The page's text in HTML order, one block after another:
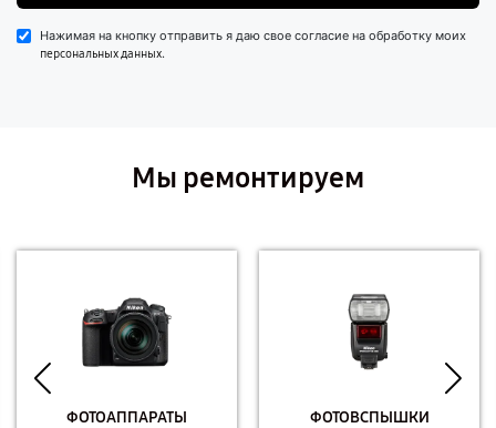
Нажимая на кнопку отправить я даю свое согласие на обработку моих
персональных данных.
Мы ремонтируем
ФОТОАППАРАТЫ ФОТОВСПЫШКИ